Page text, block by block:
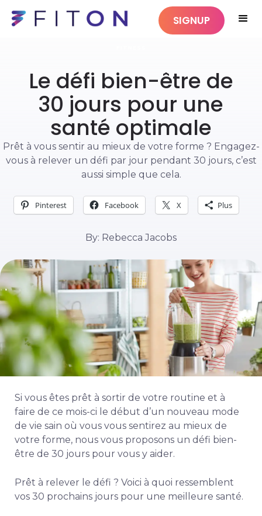
SIGNUP
Le défi bien-être de
30 jours pour une
santé optimale
Prêt à vous sentir au mieux de votre forme ? Engagez-
vous à relever un défi par jour pendant 30 jours, c’est
aussi simple que cela.
Pinterest Facebook X Plus
By: Rebecca Jacobs
Si vous êtes prêt à sortir de votre routine et à
faire de ce mois-ci le début d’un nouveau mode
de vie sain où vous vous sentirez au mieux de
votre forme, nous vous proposons un défi bien-
être de 30 jours pour vous y aider.
Prêt à relever le défi ? Voici à quoi ressemblent
vos 30 prochains jours pour une meilleure santé.